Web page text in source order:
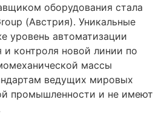
оборудования стала
(Австрия). Уникальные
уровень автоматизации
и контроля новой линии по
массы
ведущих мировых
промышленности и не имеют